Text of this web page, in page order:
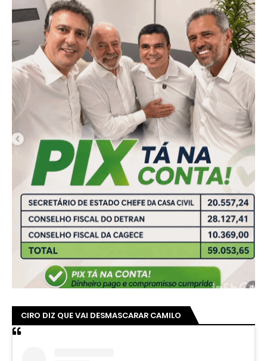
CIRO DIZ QUE VAI DESMASCARAR CAMILO